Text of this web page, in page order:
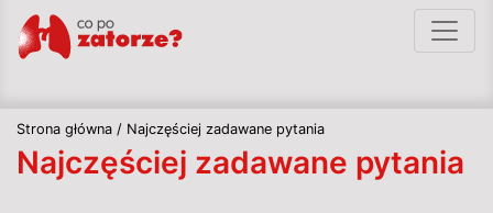
Strona główna / Najczęściej zadawane pytania
Najczęściej zadawane pytania